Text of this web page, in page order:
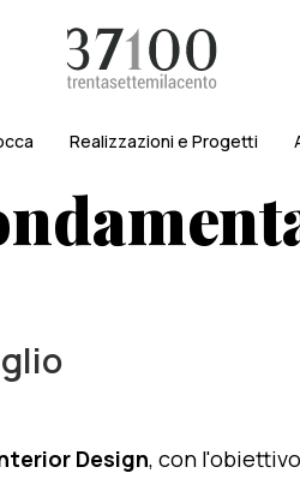
Realizzazioni e Progetti
Design, con